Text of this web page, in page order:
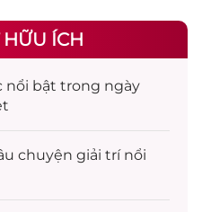
HỮU ÍCH
nổi bật trong ngày
chuyện giải trínổi